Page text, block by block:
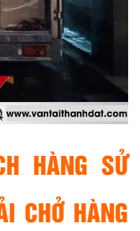
HÀNG SỬ
CHỞ HÀNG